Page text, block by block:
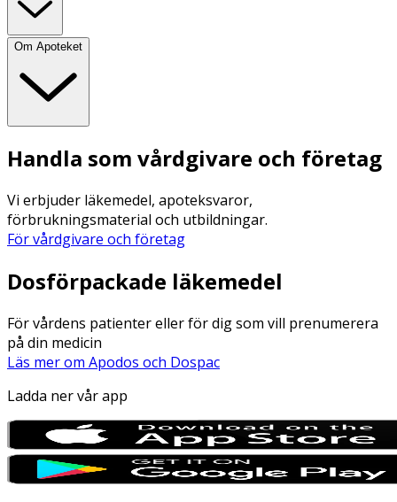
Om Apoteket
Handla som vårdgivare och företag
Vi erbjuder läkemedel, apoteksvaror,
förbrukningsmaterial och utbildningar.
För vårdgivare och företag
Dosförpackade läkemedel
För vårdens patienter eller för dig som vill prenumerera
på din medicin
Läs mer om Apodos och Dospac
Ladda ner vår app